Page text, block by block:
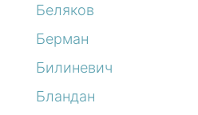
Беляков
Берман
Билиневич
Бландан